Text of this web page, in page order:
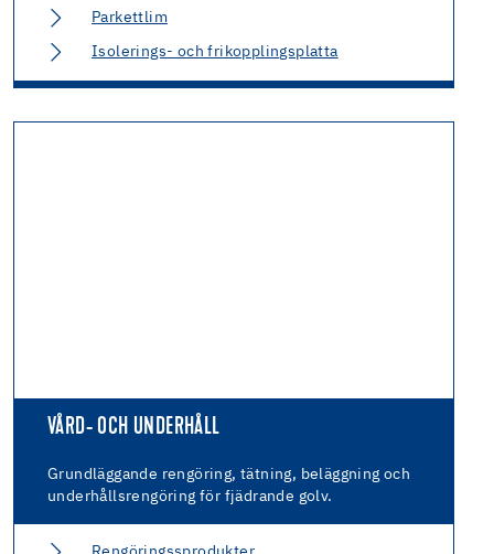
Parkettlim
Isolerings- och frikopplingsplatta
VÅRD- OCH UNDERHÅLL
Grundläggande rengöring, tätning, beläggning och
underhållsrengöring för fjädrande golv.